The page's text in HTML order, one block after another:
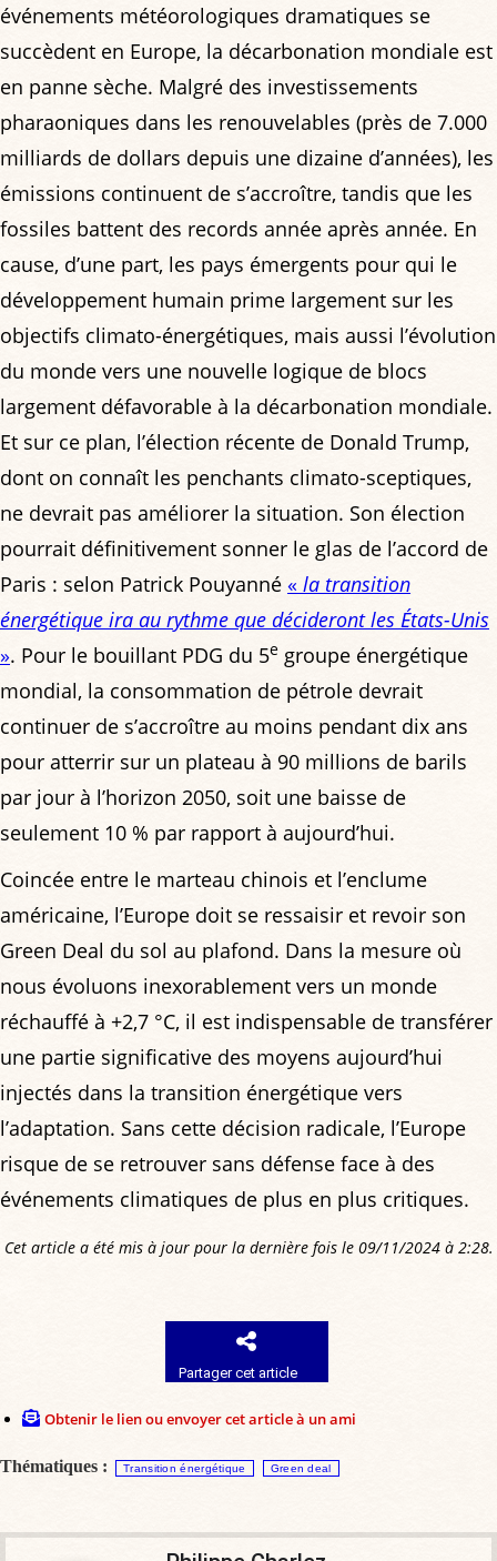
événements météorologiques dramatiques se
succèdent en Europe, la décarbonation mondiale est
en panne sèche. Malgré des investissements
pharaoniques dans les renouvelables (près de 7.000
milliards de dollars depuis une dizaine d’années), les
émissions continuent de s’accroître, tandis que les
fossiles battent des records année après année. En
cause, d’une part, les pays émergents pour qui le
développement humain prime largement sur les
objectifs climato-énergétiques, mais aussi l’évolution
du monde vers une nouvelle logique de blocs
largement défavorable à la décarbonation mondiale.
Et sur ce plan, l’élection récente de Donald Trump,
dont on connaît les penchants climato-sceptiques,
ne devrait pas améliorer la situation. Son élection
pourrait définitivement sonner le glas de l’accord de
Paris : selon Patrick Pouyanné « la transition
énergétique ira au rythme que décideront les États-Unis
». Pour le bouillant PDG du 5e groupe énergétique
mondial, la consommation de pétrole devrait
continuer de s’accroître au moins pendant dix ans
pour atterrir sur un plateau à 90 millions de barils
par jour à l’horizon 2050, soit une baisse de
seulement 10 % par rapport à aujourd’hui.
Coincée entre le marteau chinois et l’enclume
américaine, l’Europe doit se ressaisir et revoir son
Green Deal du sol au plafond. Dans la mesure où
nous évoluons inexorablement vers un monde
réchauffé à +2,7 °C, il est indispensable de transférer
une partie significative des moyens aujourd’hui
injectés dans la transition énergétique vers
l’adaptation. Sans cette décision radicale, l’Europe
risque de se retrouver sans défense face à des
événements climatiques de plus en plus critiques.
Cet article a été mis à jour pour la dernière fois le 09/11/2024 à 2:28.
Partager cet article
Obtenir le lien ou envoyer cet article à un ami
Thématiques : Transition énergétique Green deal